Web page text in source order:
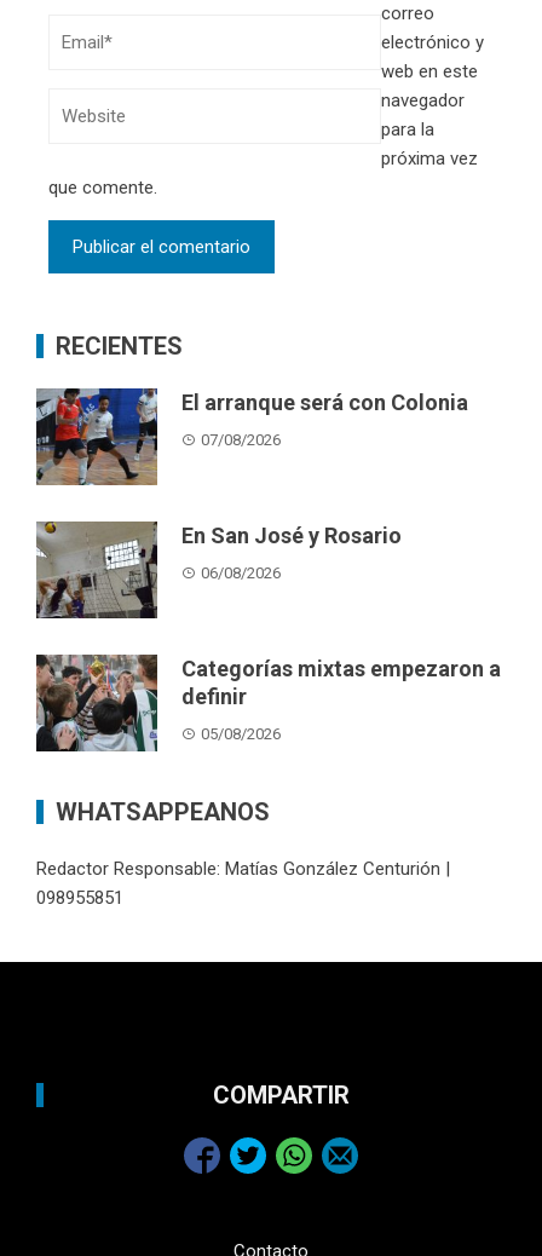
correo
electrónico y
web en este
navegador
para la
próxima vez
que comente.
RECIENTES
El arranque será con Colonia
07/08/2026
En San José y Rosario
06/08/2026
Categorías mixtas empezaron a
definir
05/08/2026
WHATSAPPEANOS
Redactor Responsable: Matías González Centurión |
098955851
COMPARTIR
Contacto